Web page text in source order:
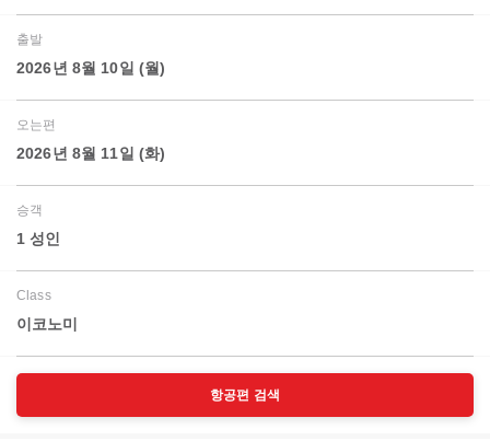
출발
2026년 8월 10일 (월)
오는편
2026년 8월 11일 (화)
승객
1 성인
Class
이코노미
항공편 검색